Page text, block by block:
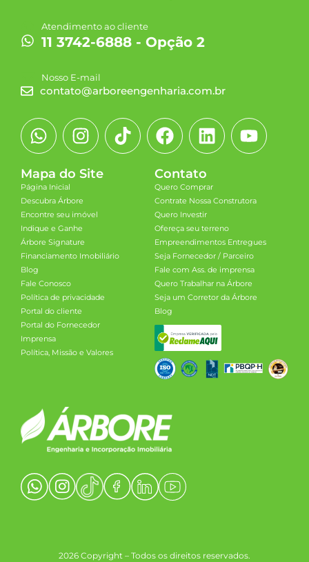
Atendimento ao cliente
11 3742-6888 - Opção 2
Nosso E-mail
contato@arboreengenharia.com.br
Mapa do Site
Página Inicial
Descubra Árbore
Encontre seu imóvel
Indique e Ganhe
Árbore Signature
Financiamento Imobiliário
Blog
Fale Conosco
Política de privacidade
Portal do cliente
Portal do Fornecedor
Imprensa
Política, Missão e Valores
Contato
Quero Comprar
Contrate Nossa Construtora
Quero Investir
Ofereça seu terreno
Empreendimentos Entregues
Seja Fornecedor / Parceiro
Fale com Ass. de imprensa
Quero Trabalhar na Árbore
Seja um Corretor da Árbore
Blog
2026 Copyright – Todos os direitos reservados.